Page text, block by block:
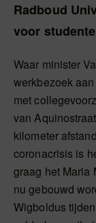
Radboud
voor
Waar minister
werkbezoek
met
van
kilometer
coronacrisis is
graag het Maria
nu gebouwd
Wigboldus